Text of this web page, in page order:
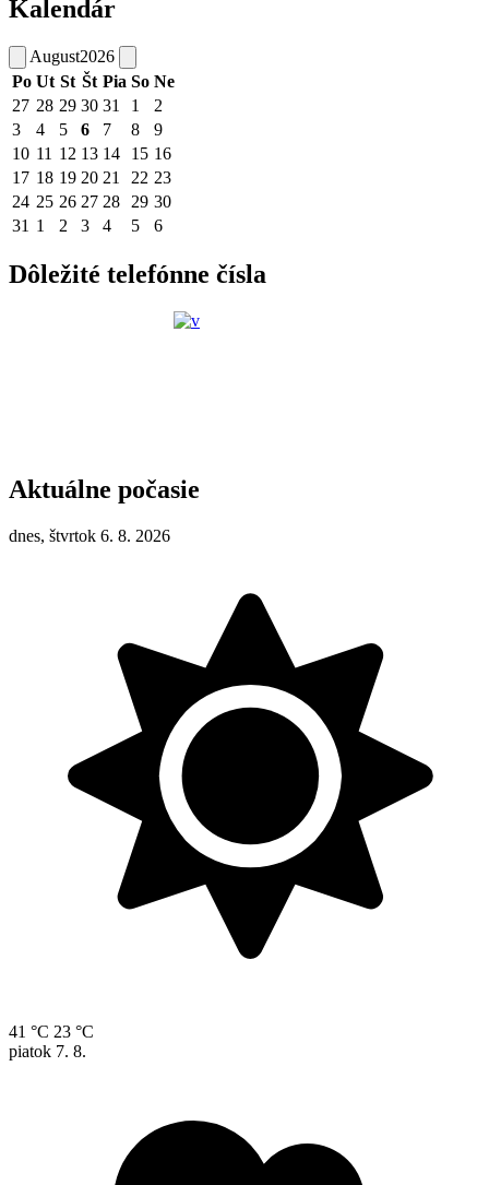
Kalendár
August2026
Po Ut St Št Pia So Ne
27 28 29 30 31 1
2
3
4 5 6 7 8
9
10 11 12 13 14 15 16
17 18 19 20 21 22 23
24 25 26 27 28 29 30
31 1 2 3 4 5 6
Dôležité telefónne čísla
Aktuálne počasie
dnes, štvrtok 6. 8. 2026
41 °C 23 °C
piatok 7. 8.